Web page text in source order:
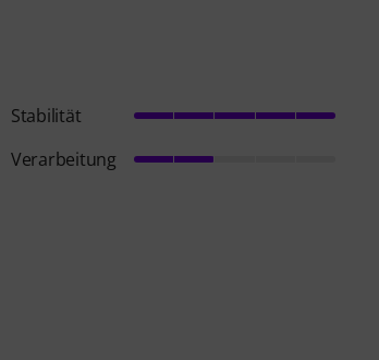
Stabilität
Verarbeitung